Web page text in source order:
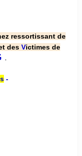
ressortissant de
des Victimes de
.
-